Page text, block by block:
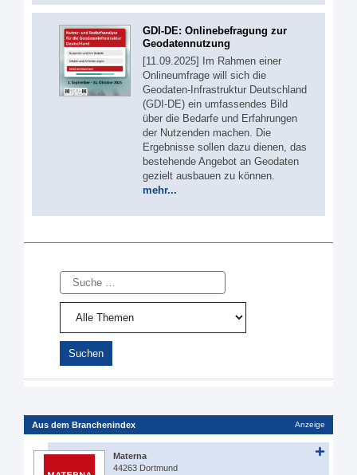
GDI-DE: Onlinebefragung zur
Geodatennutzung
[11.09.2025] Im Rahmen einer
Onlineumfrage will sich die
Geodaten-Infrastruktur Deutschland
(GDI-DE) ein umfassendes Bild
über die Bedarfe und Erfahrungen
der Nutzenden machen. Die
Ergebnisse sollen dazu dienen, das
bestehende Angebot an Geodaten
gezielt ausbauen zu können.
mehr...
Suche
Aus dem Branchenindex Anzeige
Materna
44263 Dortmund